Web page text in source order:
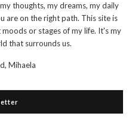
thoughts, my dreams, my daily
are on the right path. This site is
or stages of my life. It's my
that surrounds us.
Mihaela